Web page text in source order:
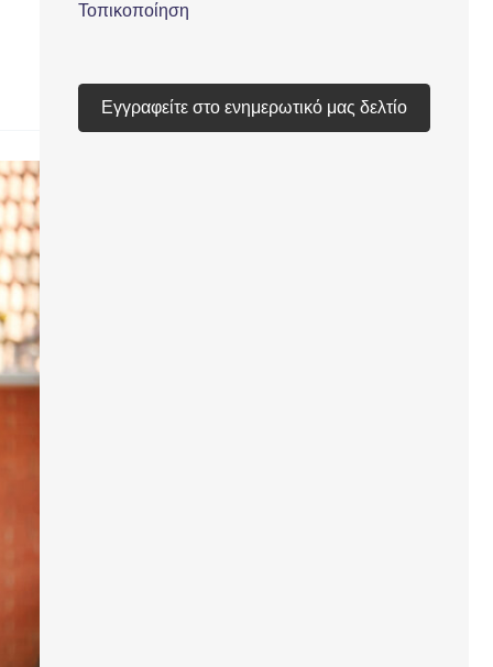
Τοπικοποίηση
Εγγραφείτε στο ενημερωτικό μας δελτίο